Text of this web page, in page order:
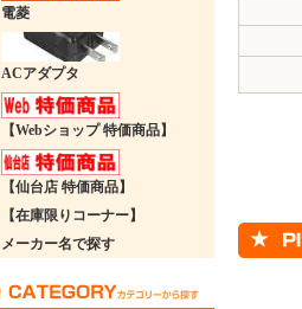
電菱
ACアダプタ
【Webショップ 特価商品】
【仙台店 特価商品】
【在庫限りコーナー】
メーカー名で探す